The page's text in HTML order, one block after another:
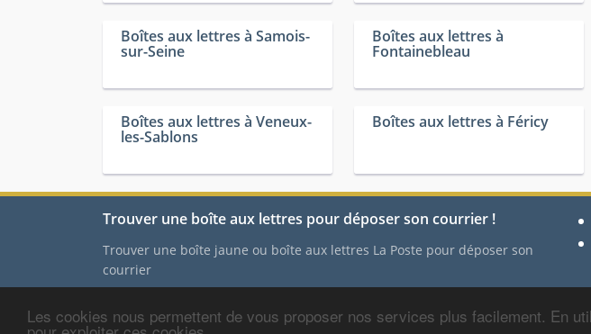
Les cookies nous permettent de vous proposer nos services plus facilement. En
Boîtes aux lettres à Samois-
sur-Seine
Boîtes aux lettres à
Fontainebleau
Boîtes aux lettres à Veneux-
les-Sablons
Boîtes aux lettres à Féricy
Trouver une boîte aux lettres pour déposer son courrier !
Trouver une boîte jaune ou boîte aux lettres La Poste pour déposer son
courrier
Contact-Mentions